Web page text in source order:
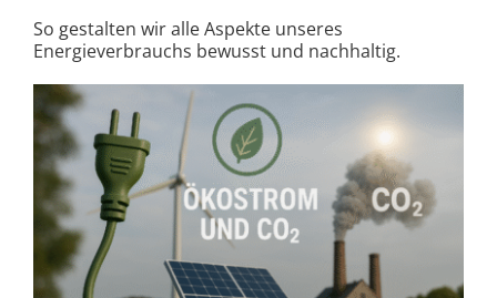
So gestalten wir alle Aspekte unseres
Energieverbrauchs bewusst und nachhaltig.